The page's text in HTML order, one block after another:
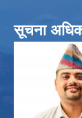
सूचना